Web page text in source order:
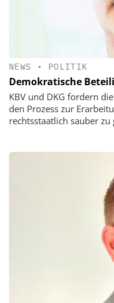
NEWS • POLITIK
Demokratische
KBV und DKG fordern
den Prozess zur
rechtsstaatlich sauber zu